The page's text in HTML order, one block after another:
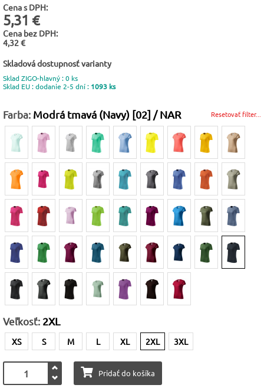
Cena s DPH:
5,31 €
Cena bez DPH:
4,32 €
Skladová dostupnosť varianty
Sklad ZIGO-hlavný : 0 ks
Sklad EU : dodanie 2-5 dní : 1093 ks
Resetovať filter...
Farba: Modrá tmavá (Navy) [02] / NAR
Veľkosť: 2XL
XS S M L XL 2XL 3XL
Pridať do košíka